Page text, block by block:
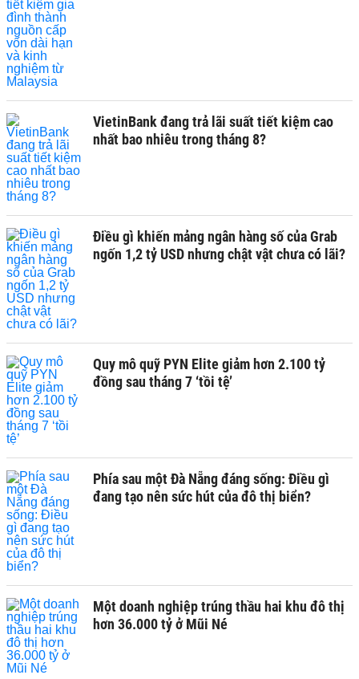
VietinBank đang trả lãi suất tiết kiệm cao
nhất bao nhiêu trong tháng 8?
Điều gì khiến mảng ngân hàng số của Grab
ngốn 1,2 tỷ USD nhưng chật vật chưa có lãi?
Quy mô quỹ PYN Elite giảm hơn 2.100 tỷ
đồng sau tháng 7 ‘tồi tệ’
Phía sau một Đà Nẵng đáng sống: Điều gì
đang tạo nên sức hút của đô thị biển?
Một doanh nghiệp trúng thầu hai khu đô thị
hơn 36.000 tỷ ở Mũi Né